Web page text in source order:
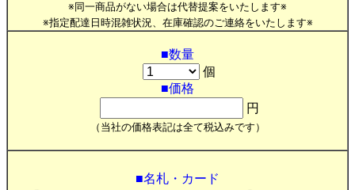
※同一商品がない場合は代替提案をいたします※
※指定配達日時混雑状況、在庫確認のご連絡をいたします※
■数量
個
■価格
円
（当社の価格表記は全て税込みです）
■名札・カード